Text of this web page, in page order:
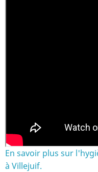
En savoir plus sur
à Villejuif.